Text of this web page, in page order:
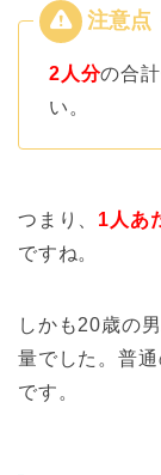
2人分の合
い。
つまり、 1人あ
ですね。
しかも20歳の
量でした。普
です。